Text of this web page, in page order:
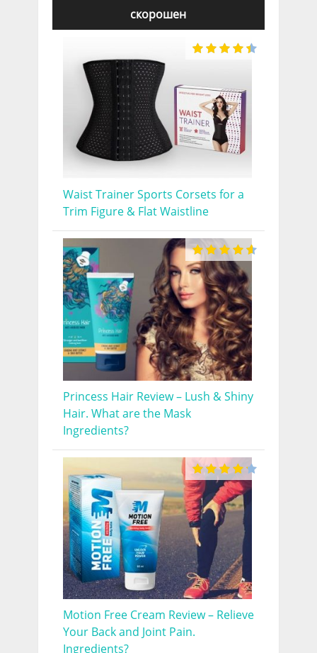
скорошен
Waist Trainer Sports Corsets for a
Trim Figure & Flat Waistline
Princess Hair Review – Lush & Shiny
Hair. What are the Mask
Ingredients?
Motion Free Cream Review – Relieve
Your Back and Joint Pain.
Ingredients?